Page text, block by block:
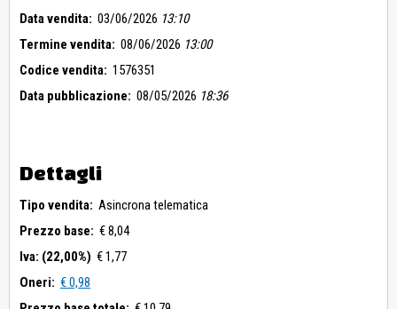
Data vendita: 03/06/2026 13:10
Termine vendita: 08/06/2026 13:00
Codice vendita: 1576351
Data pubblicazione: 08/05/2026 18:36
Dettagli
Tipo vendita: Asincrona telematica
Prezzo base: € 8,04
Iva: (22,00%) € 1,77
Oneri: € 0,98